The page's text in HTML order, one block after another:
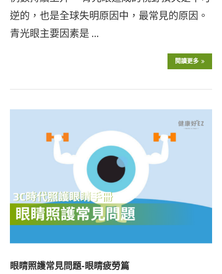
逆的，也是全球失明原因中，最常見的原因。
青光眼主要因素是 …
閱讀更多
眼睛照護常見問題-眼睛疲勞篇